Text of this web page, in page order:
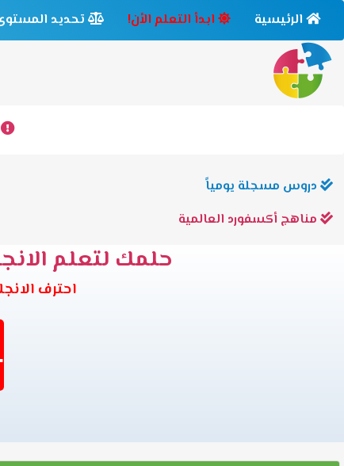
الرئيسية ابدأ التعلم الأن! تحديد
دروس مسجلة يومياً
مناهج أكسفورد العالمية
حلمك لتعلم
احترف الانجليزية وانت في